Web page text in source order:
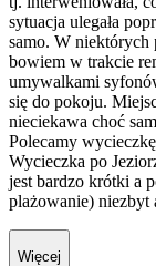
sytuacja ulegała
samo. W niektórych
bowiem w trakcie
umywalkami
się do pokoju.
nieciekawa choć
Polecamy
Wycieczka po
jest bardzo krótki a
plażowanie) niezbyt
Więcej